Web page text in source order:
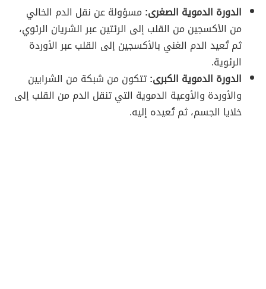
الدورة الدموية الصغرى: مسؤولة عن نقل الدم الخالي
من الأكسجين من القلب إلى الرئتين عبر الشريان الرئوي،
ثم تُعيد الدم الغني بالأكسجين إلى القلب عبر الأوردة
الرئوية.
الدورة الدموية الكبرى:تتكون من شبكة من الشرايين
والأوردة والأوعية الدموية التي تنقل الدم من القلب إلى
خلايا الجسم، ثم تُعيده إليه.